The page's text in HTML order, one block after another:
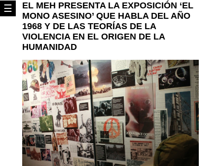
☰
EL MEH PRESENTA LA EXPOSICIÓN ‘EL
MONO ASESINO’ QUE HABLA DEL AÑO
1968 Y DE LAS TEORÍAS DE LA
VIOLENCIA EN EL ORIGEN DE LA
HUMANIDAD